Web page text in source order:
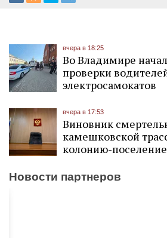
вчера в 18:25
Во Владимире
проверки
электросамокатов
вчера в 17:53
Виновник
камешковской
колонию-поселение
Новости партнеров